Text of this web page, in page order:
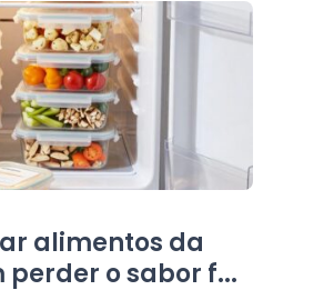
alimentos da
o sabor f...